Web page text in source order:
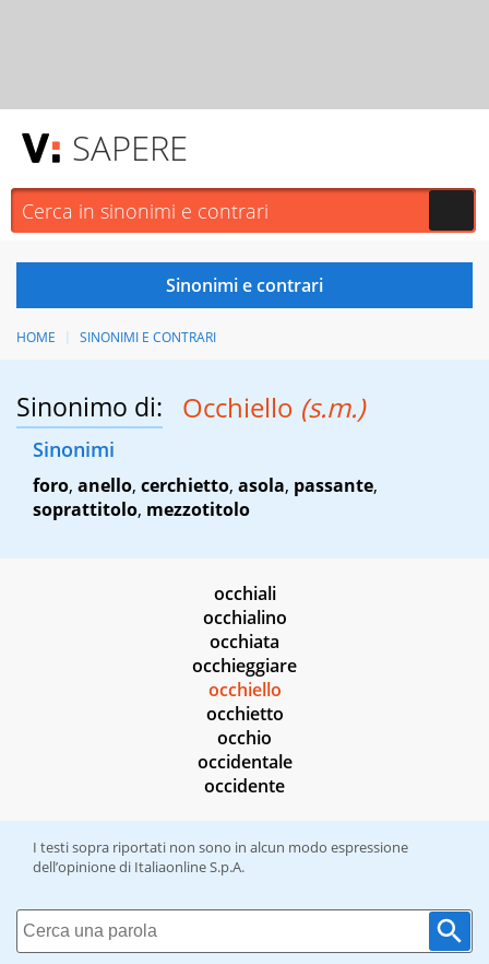
SAPERE
HOME SINONIMI E CONTRARI
Sinonimo di: Occhiello (s.m.)
Sinonimi
foro, anello, cerchietto, asola, passante,
soprattitolo, mezzotitolo
occhiali
occhialino
occhiata
occhieggiare
occhiello
occhietto
occhio
occidentale
occidente
I testi sopra riportati non sono in alcun modo espressione
dell’opinione di Italiaonline S.p.A.